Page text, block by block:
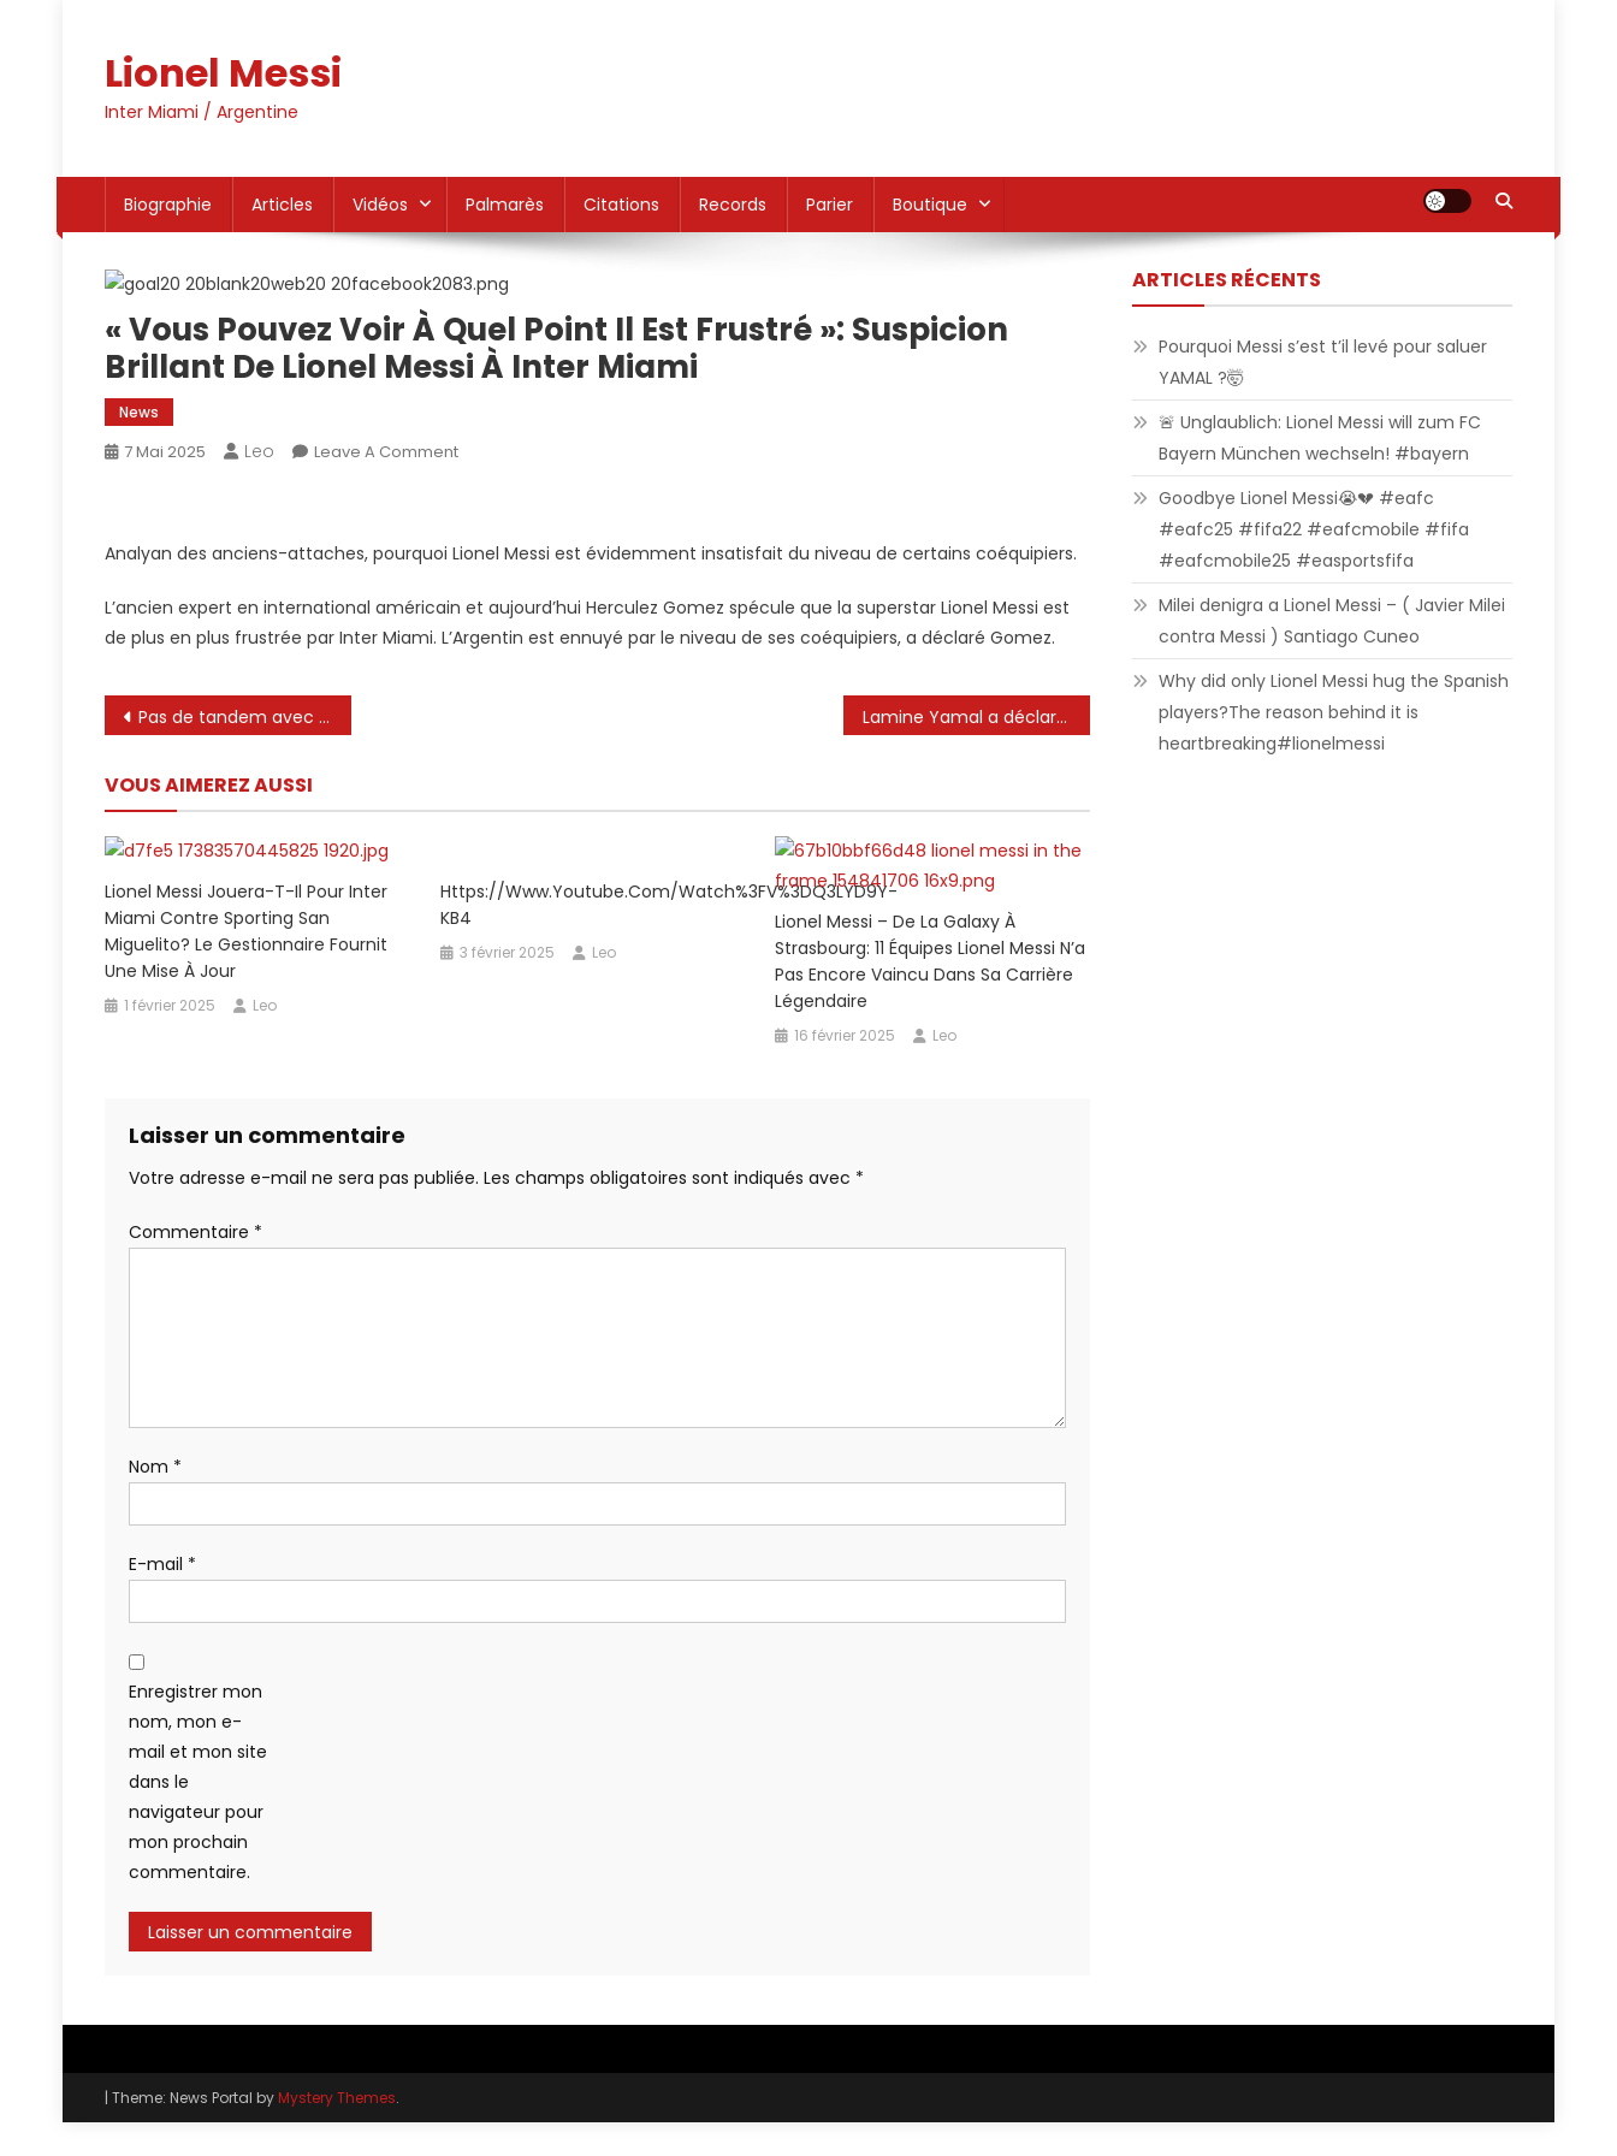
Lionel Messi
Inter Miami / Argentine
Biographie Articles Vidéos Palmarès Citations Records Parier Boutique
« Vous Pouvez Voir À Quel Point Il Est Frustré »: Suspicion
Brillant De Lionel Messi À Inter Miami
News
7 Mai 2025 Leo Leave A CommentOn
À
Point
Il
Lionel
Inter
Miami
Analyan des anciens-attaches, pourquoi Lionel Messi est évidemment insatisfait du niveau de certains coéquipiers.
L’ancien expert en international américain et aujourd’hui Herculez Gomez spécule que la superstar Lionel Messi est
de plus en plus frustrée par Inter Miami. L’Argentin est ennuyé par le niveau de ses coéquipiers, a déclaré Gomez.
Navigation
l’article
Pas de tandem avec Lionel Messi: Inter Miami abandonne pour Kevin de Bruyne, qui d’autres … – HBVL Lamine Yamal a déclaré à Lionel Messi et Cristiano Ronaldo que les comparaisons sont «trop» avec Barcelone Wonderkid en danger de «effacer sa personnalité»
VOUS AIMEREZ AUSSI
Lionel Messi Jouera-T-Il Pour Inter
Miami Contre Sporting San
Miguelito? Le Gestionnaire Fournit
Une Mise À Jour
1 février 2025 Leo
Https://www.youtube.com/watch%3FV%3DQ3LYD9Y-
KB4
3 février 2025 Leo
Lionel Messi – De La Galaxy À
Strasbourg: 11 Équipes Lionel Messi N’a
Pas Encore Vaincu Dans Sa Carrière
Légendaire
16 février 2025 Leo
Laisser un commentaire
Votre adresse e-mail ne sera pas publiée. Les champs obligatoires sont indiqués avec *
Commentaire *
Nom *
E-mail *
Enregistrer mon
nom, mon e-
mail et mon site
dans le
navigateur pour
mon prochain
commentaire.
ARTICLES RÉCENTS
Pourquoi Messi s’est t’il levé pour saluer
YAMAL ?🤯
🚨 Unglaublich: Lionel Messi will zum FC
Bayern München wechseln! #bayern
Goodbye Lionel Messi😭💔 #eafc
#eafc25 #fifa22 #eafcmobile #fifa
#eafcmobile25 #easportsfifa
Milei denigra a Lionel Messi – ( Javier Milei
contra Messi ) Santiago Cuneo
Why did only Lionel Messi hug the Spanish
players?The reason behind it is
heartbreaking#lionelmessi
| Theme: News Portal byMystery Themes.